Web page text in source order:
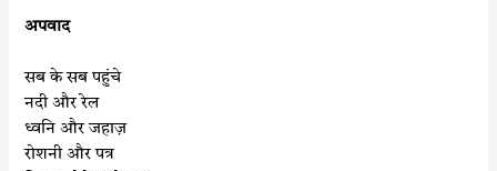
अपवाद
सब के सब पहुंचे
नदी और रेल
ध्वनि और जहाज़
रोशनी और पत्र